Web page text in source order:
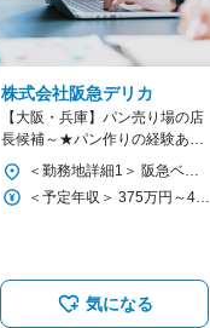
株式会社阪急デリカ
【大阪・兵庫】パン売り場の店
長候補～★パン作りの経験ある
方歓迎／深夜勤務なし／年休
113日～
＜勤務地詳細1＞ 阪急ベーカリー 光明池店 住所：大阪府堺市南区新檜尾台２丁１－１ 受動喫煙対策：屋内全面禁煙 ＜勤務地詳細2＞ 阪急ベーカリー あまがさき阪神店 住所：兵庫県尼崎市潮江１丁目３－１ 勤務地最寄駅：尼崎駅 受動喫煙対策：屋内全面禁煙 ＜勤務地詳細3＞ 阪急ベーカリー＆カフェ アスピア明石店 住所：兵庫県明石市東仲ノ町６－6番1号 勤務地最寄駅：明石駅 受動喫煙対策：屋内全面禁煙 変更の範囲：会社の定める事業所
＜予定年収＞ 375万円～450万円 ＜賃金形態＞ 月給制 ※年齢、経験、能力を考慮し決定します。※時間外手当は別途支給 ＜賃金内訳＞ 月額（基本給）：250,000円～321,400円 ＜月給＞ 250,000円～321,400円 ＜昇給有無＞ 有 ＜残業手当＞ 有 ＜給与補足＞ 予定年収はあくまでも目安の金額であり、選考を通じて上下する可能性があります。 ■賞与：年2回（6月／12月） ■昇給：あり（年2回の評価による) 賃金はあくまでも目安の金額であり、選考を通じて上下する可能性があります。 月給(月額)は固定手当を含めた表記です。
気になる